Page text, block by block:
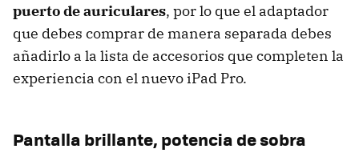
puerto de auriculares, por lo que el adaptador
que debes comprar de manera separada debes
añadirlo a la lista de accesorios que completen la
experiencia con el nuevo iPad Pro.
Pantalla brillante, potencia de sobra